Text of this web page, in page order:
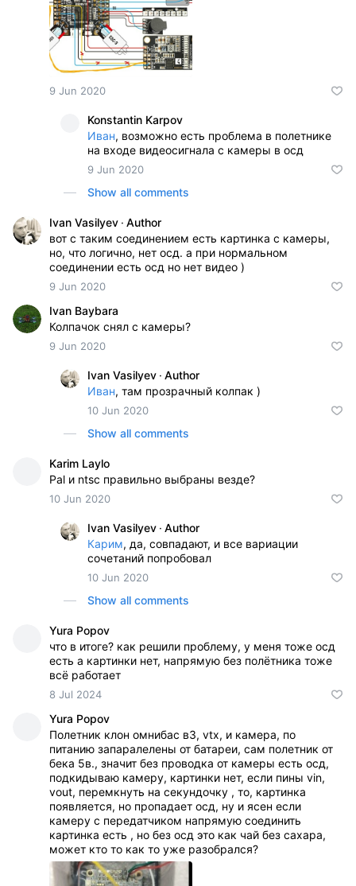
9 Jun 2020
Konstantin Karpov
Иван, возможно есть проблема в полетнике
на входе видеосигнала с камеры в осд
9 Jun 2020
Show all comments
Ivan Vasilyev · Author
вот с таким соединением есть картинка с камеры,
но, что логично, нет осд. а при нормальном
соединении есть осд но нет видео )
9 Jun 2020
Ivan Baybara
Колпачок снял с камеры?
9 Jun 2020
Ivan Vasilyev · Author
Иван, там прозрачный колпак )
10 Jun 2020
Show all comments
Karim Laylo
Pal и ntsc правильно выбраны везде?
10 Jun 2020
Ivan Vasilyev · Author
Карим, да, совпадают, и все вариации
сочетаний попробовал
10 Jun 2020
Show all comments
Yura Popov
что в итоге? как решили проблему, у меня тоже осд
есть а картинки нет, напрямую без полётника тоже
всё работает
8 Jul 2024
Yura Popov
Полетник клон омнибас в3, vtx, и камера, по
питанию запаралелены от батареи, сам полетник от
бека 5в., значит без проводка от камеры есть осд,
подкидываю камеру, картинки нет, если пины vin,
vout, перемкнуть на секундочку , то, картинка
появляется, но пропадает осд, ну и ясен если
камеру с передатчиком напрямую соединить
картинка есть , но без осд это как чай без сахара,
может кто то как то уже разобрался?